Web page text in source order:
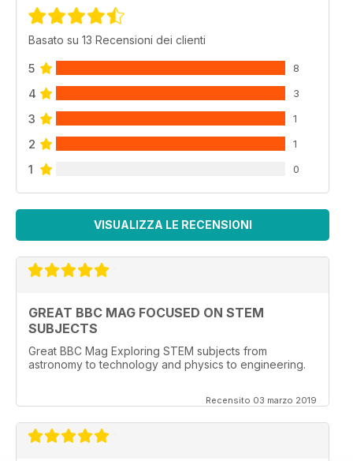
Basato su 13 Recensioni dei clienti
5 8
4 3
3 1
2 1
1 0
VISUALIZZA LE RECENSIONI
GREAT BBC MAG FOCUSED ON STEM
SUBJECTS
Great BBC Mag Exploring STEM subjects from
astronomy to technology and physics to engineering.
Recensito 03 marzo 2019